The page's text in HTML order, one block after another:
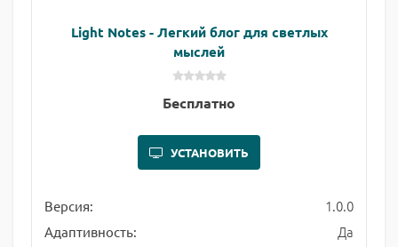
Light Notes - Легкий блог для светлых
мыслей
Бесплатно
УСТАНОВИТЬ
Версия: 1.0.0
Адаптивность: Да